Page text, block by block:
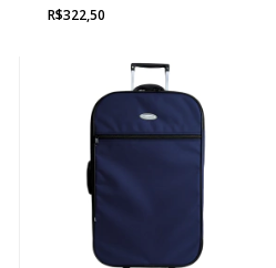
R$322,50